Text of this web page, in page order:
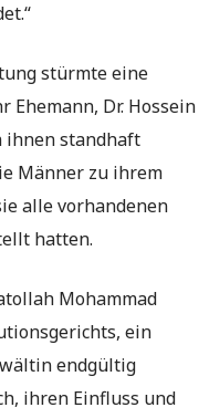
stürmte eine
Ehemann, Dr. Hossein
ihnen standhaft
Männer zu ihrem
alle vorhandenen
hatten.
Mohammad
ein
endgültig
ihren Einfluss und